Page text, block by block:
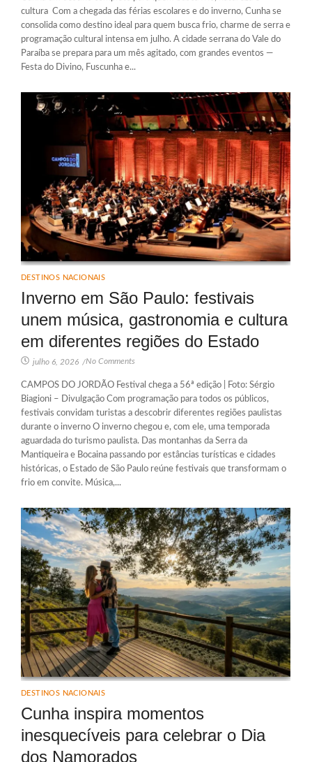
cultura Com a chegada das férias escolares e do inverno, Cunha se
consolida como destino ideal para quem busca frio, charme de serra e
programação cultural intensa em julho. A cidade serrana do Vale do
Paraíba se prepara para um mês agitado, com grandes eventos —
Festa do Divino, Fuscunha e...
DESTINOS NACIONAIS
Inverno em São Paulo: festivais
unem música, gastronomia e cultura
em diferentes regiões do Estado
julho 6, 2026 /No Comments
CAMPOS DO JORDÃO Festival chega a 56ª edição | Foto: Sérgio
Biagioni – Divulgação Com programação para todos os públicos,
festivais convidam turistas a descobrir diferentes regiões paulistas
durante o inverno O inverno chegou e, com ele, uma temporada
aguardada do turismo paulista. Das montanhas da Serra da
Mantiqueira e Bocaina passando por estâncias turísticas e cidades
históricas, o Estado de São Paulo reúne festivais que transformam o
frio em convite. Música,...
DESTINOS NACIONAIS
Cunha inspira momentos
inesquecíveis para celebrar o Dia
dos Namorados